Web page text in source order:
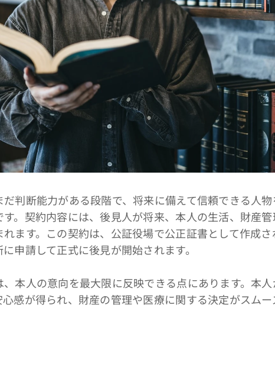
判断能力がある段階で、将来に備えて信頼できる人
す。契約内容には、後見人が将来、本人の生活、財産
ます。この契約は、公証役場で公正証書として作成
申請して正式に後見が開始されます。
本人の意向を最大限に反映できる点にあります。本
感が得られ、財産の管理や医療に関する決定がスム